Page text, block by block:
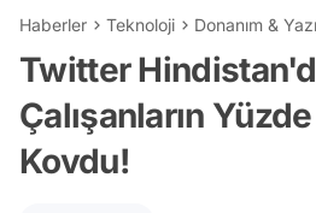
Haberler Teknoloji Donanım &
Twitter
Çalışanların Yüzde
Kovdu!